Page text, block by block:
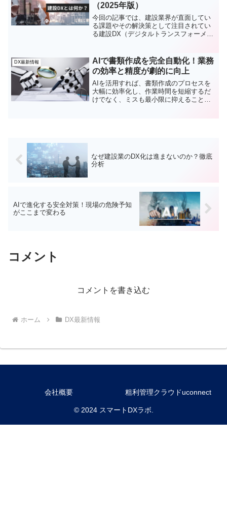
（2025年版）
今回の記事では、建設業界が直面してい
る課題やその解決策として注目されてい
る建設DX（デジタルトランスフォーメー
します。この記事を通じて、建設DXがど
のように業界全体を変...
DX最新情報
AIで書類作成を完全自動化！業務
の効率と精度が劇的に向上
AIを活用すれば、書類作成のプロセスを
大幅に効率化し、作業時間を短縮するだ
けでなく、ミスも最小限に抑えることが
なぜ建設業のDX化は進まないのか？徹底
分析
AIで進化する安全対策！現場の危険予知
がここまで変わる
コメント
コメントを書き込む
ホーム DX最新情報
会社概要 粗利管理クラウドuconnect
© 2024 スマートDXラボ.